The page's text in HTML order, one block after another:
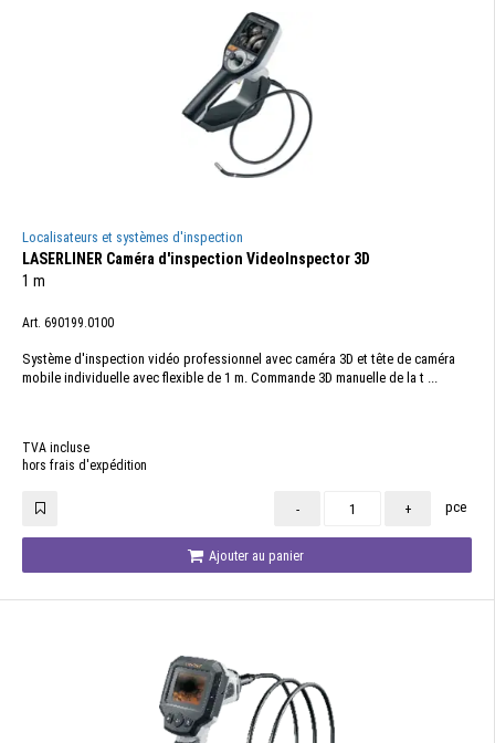
Localisateurs et systèmes d'inspection
LASERLINER Caméra d'inspection VideoInspector 3D
1 m
Art. 690199.0100
Système d'inspection vidéo professionnel avec caméra 3D et tête de caméra
mobile individuelle avec flexible de 1 m. Commande 3D manuelle de la t ...
TVA incluse
hors frais d'expédition
- + pce
Ajouter au panier